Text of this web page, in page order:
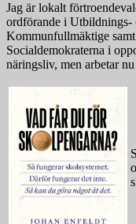
Jag är lokalt
ordförande i Utbildnings-
Kommunfullmäktige
Socialdemokraterna i
näringsliv, men arbetar